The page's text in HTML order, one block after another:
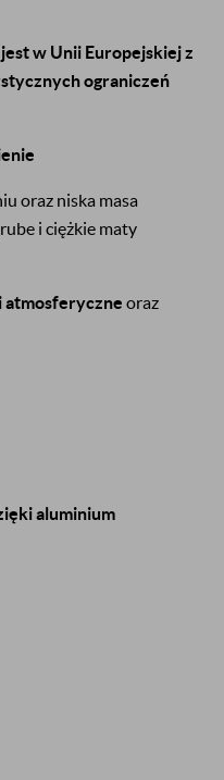
w Unii Europejskiej z
ograniczeń
oraz niska masa
i ciężkie maty
atmosferyczne oraz
aluminium